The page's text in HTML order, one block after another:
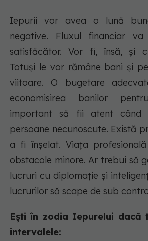
Iepurii vor avea o lună
negative. Fluxul financiar
satisfăcător. Vor fi, însă, și
Totuși le vor rămâne bani și
viitoare. O bugetare
economisirea banilor
important să fii atent când
persoane necunoscute. Există
a fi înșelat. Viața
obstacole minore. Ar trebui să
lucruri cu diplomație și
lucrurilor să scape de sub
Ești în zodia Iepurelui dacă
intervalele: